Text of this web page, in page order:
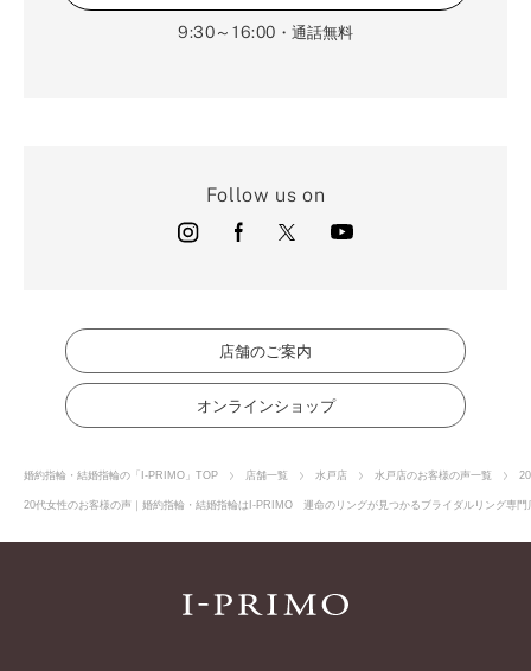
9:30～16:00 ・通話無料
Follow us on
店舗のご案内
オンラインショップ
婚約指輪・結婚指輪の「I-PRIMO」TOP 店舗一覧 水戸店 水戸店のお客様の声一覧
20代女性のお客様の声｜婚約指輪・結婚指輪はI-PRIMO 運命のリングが見つかるブライダルリング専